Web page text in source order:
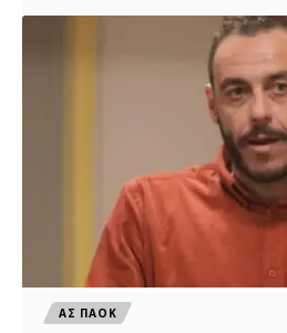
ΑΣ ΠΑΟΚ